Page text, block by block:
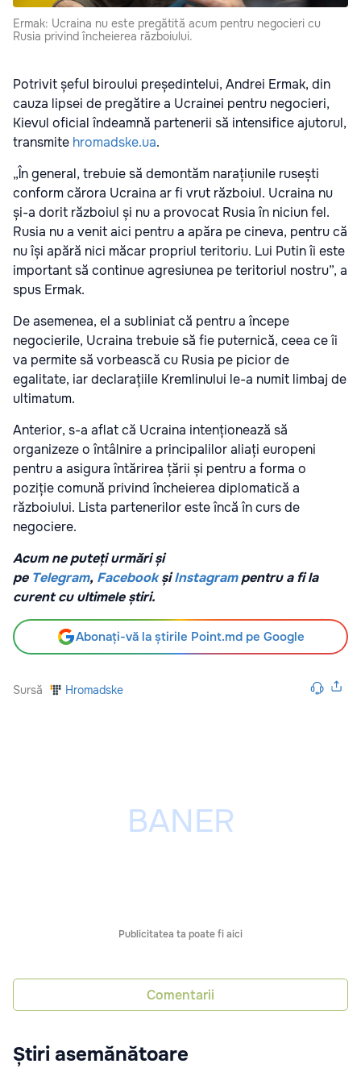
Ermak: Ucraina nu este pregătită acum pentru negocieri cu
Rusia privind încheierea războiului.
Potrivit șeful biroului președintelui, Andrei Ermak, din
cauza lipsei de pregătire a Ucrainei pentru negocieri,
Kievul oficial îndeamnă partenerii să intensifice ajutorul,
transmite hromadske.ua.
„În general, trebuie să demontăm narațiunile rusești
conform cărora Ucraina ar fi vrut războiul. Ucraina nu
și-a dorit războiul și nu a provocat Rusia în niciun fel.
Rusia nu a venit aici pentru a apăra pe cineva, pentru că
nu își apără nici măcar propriul teritoriu. Lui Putin îi este
important să continue agresiunea pe teritoriul nostru”, a
spus Ermak.
De asemenea, el a subliniat că pentru a începe
negocierile, Ucraina trebuie să fie puternică, ceea ce îi
va permite să vorbească cu Rusia pe picior de
egalitate, iar declarațiile Kremlinului le-a numit limbaj de
ultimatum.
Anterior, s-a aflat că Ucraina intenționează să
organizeze o întâlnire a principalilor aliați europeni
pentru a asigura întărirea țării și pentru a forma o
poziție comună privind încheierea diplomatică a
războiului. Lista partenerilor este încă în curs de
negociere.
Acum ne puteți urmări și
pe Telegram, Facebook șiInstagrampentru a fi la
curent cu ultimele știri.
Abonați-vă la știrile Point.md pe Google
Sursă Hromadske
Publicitatea ta poate fi aici
Comentarii
Știri asemănătoare